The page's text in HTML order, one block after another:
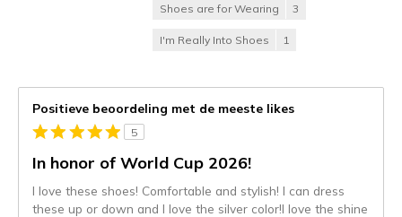
Shoes are for Wearing 3
I'm Really Into Shoes 1
Positieve beoordeling met de meeste likes
5
In honor of World Cup 2026!
I love these shoes! Comfortable and stylish! I can dress
these up or down and I love the silver color!I love the shine